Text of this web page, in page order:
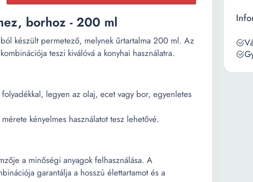
borhoz - 200 ml
készült permetező, melynek űrtartalma 200 ml. Az
teszi kiválóvá a konyhai használatra.
legyen az olaj, ecet vagy bor, egyenletes
kényelmes használatot tesz lehetővé.
a minőségi anyagok felhasználása. A
garantálja a hosszú élettartamot és a